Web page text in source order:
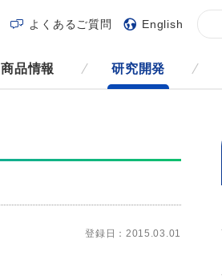
商品情報 研究開発
よくあるご質問 English
登録日：2015.03.01